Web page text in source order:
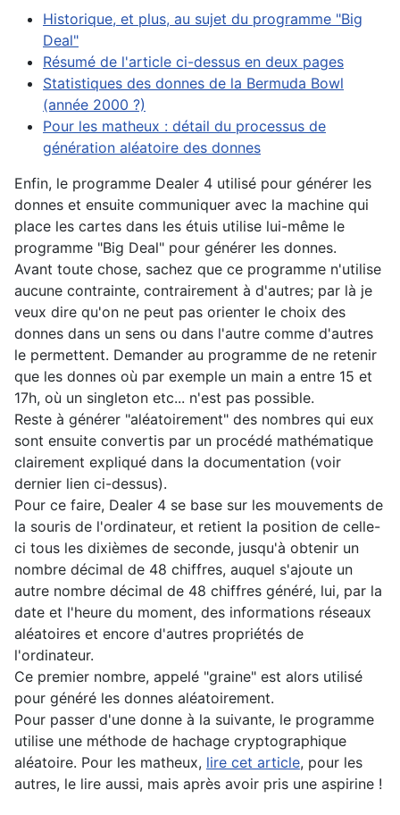
Historique, et plus, au sujet du programme "Big
Deal"
Résumé de l'article ci-dessus en deux pages
Statistiques des donnes de la Bermuda Bowl
(année 2000 ?)
Pour les matheux : détail du processus de
génération aléatoire des donnes
Enfin, le programme Dealer 4 utilisé pour générer les
donnes et ensuite communiquer avec la machine qui
place les cartes dans les étuis utilise lui-même le
programme "Big Deal" pour générer les donnes.
Avant toute chose, sachez que ce programme n'utilise
aucune contrainte, contrairement à d'autres; par là je
veux dire qu'on ne peut pas orienter le choix des
donnes dans un sens ou dans l'autre comme d'autres
le permettent. Demander au programme de ne retenir
que les donnes où par exemple un main a entre 15 et
17h, où un singleton etc... n'est pas possible.
Reste à générer "aléatoirement" des nombres qui eux
sont ensuite convertis par un procédé mathématique
clairement expliqué dans la documentation (voir
dernier lien ci-dessus).
Pour ce faire, Dealer 4 se base sur les mouvements de
la souris de l'ordinateur, et retient la position de celle-
ci tous les dixièmes de seconde, jusqu'à obtenir un
nombre décimal de 48 chiffres, auquel s'ajoute un
autre nombre décimal de 48 chiffres généré, lui, par la
date et l'heure du moment, des informations réseaux
aléatoires et encore d'autres propriétés de
l'ordinateur.
Ce premier nombre, appelé "graine" est alors utilisé
pour généré les donnes aléatoirement.
Pour passer d'une donne à la suivante, le programme
utilise une méthode de hachage cryptographique
aléatoire. Pour les matheux, lire cet article, pour les
autres, le lire aussi, mais après avoir pris une aspirine !